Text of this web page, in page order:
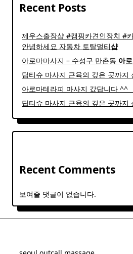
Recent Posts
제우스출장샵 #캠핑카견인장치 #
안녕하세요 자동차 토탈멀티샵
아로마마사지 – 수성구 만촌동 아
딥티슈 마사지 근육의 깊은 곳까지
아로마테라피 마사지 갔답니다 ^^
딥티슈 마사지 근육의 깊은 곳까지
Recent Comments
보여줄 댓글이 없습니다.